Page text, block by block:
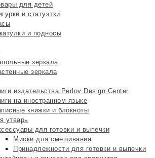
для детей
и статуэтки
и подносы
зеркала
зеркала
издательства Perlov Design Center
на иностранном языке
книжки и блокноты
утварь
для готовки и выпечки
Миски для смешивания
Принадлежности для готовки и выпечки